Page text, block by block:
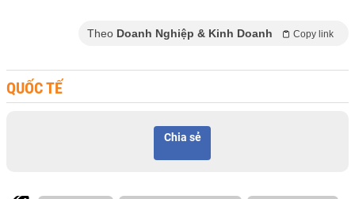
Theo Doanh Nghiệp & Kinh Doanh Copy link
QUỐC TẾ
Chia sẻ